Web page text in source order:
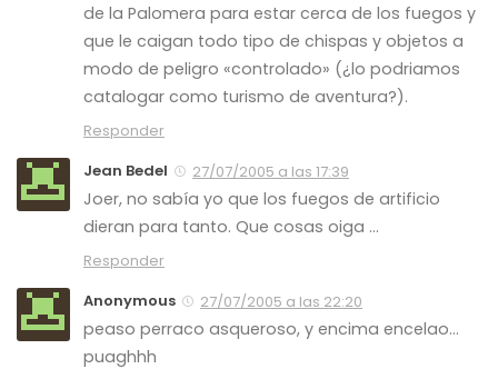
de la Palomera para estar cerca de los fuegos y
que le caigan todo tipo de chispas y objetos a
modo de peligro «controlado» (¿lo podriamos
catalogar como turismo de aventura?).
Responder
Jean Bedel
27/07/2005 a las 17:39
Joer, no sabía yo que los fuegos de artificio
dieran para tanto. Que cosas oiga …
Responder
Anonymous
27/07/2005 a las 22:20
peaso perraco asqueroso, y encima encelao…
puaghhh